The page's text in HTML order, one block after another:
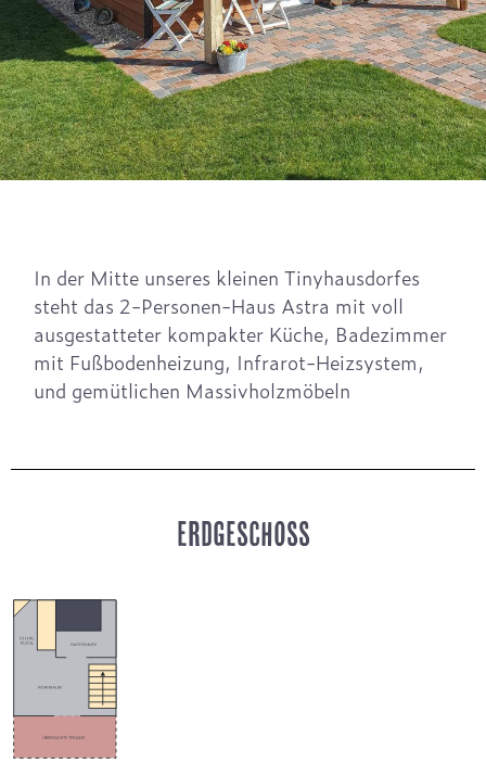
In der Mitte unseres kleinen Tinyhausdorfes
steht das 2-Personen-Haus Astra mit voll
ausgestatteter kompakter Küche, Badezimmer
mit Fußbodenheizung, Infrarot-Heizsystem,
und gemütlichen Massivholzmöbeln
ERDGESCHOSS